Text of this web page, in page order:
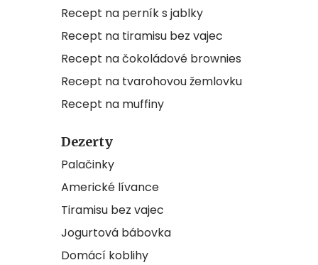
Recept na perník s jablky
Recept na tiramisu bez vajec
Recept na čokoládové brownies
Recept na tvarohovou žemlovku
Recept na muffiny
Dezerty
Palačinky
Americké lívance
Tiramisu bez vajec
Jogurtová bábovka
Domácí koblihy